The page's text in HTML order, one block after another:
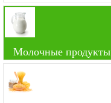
Молочные продукты